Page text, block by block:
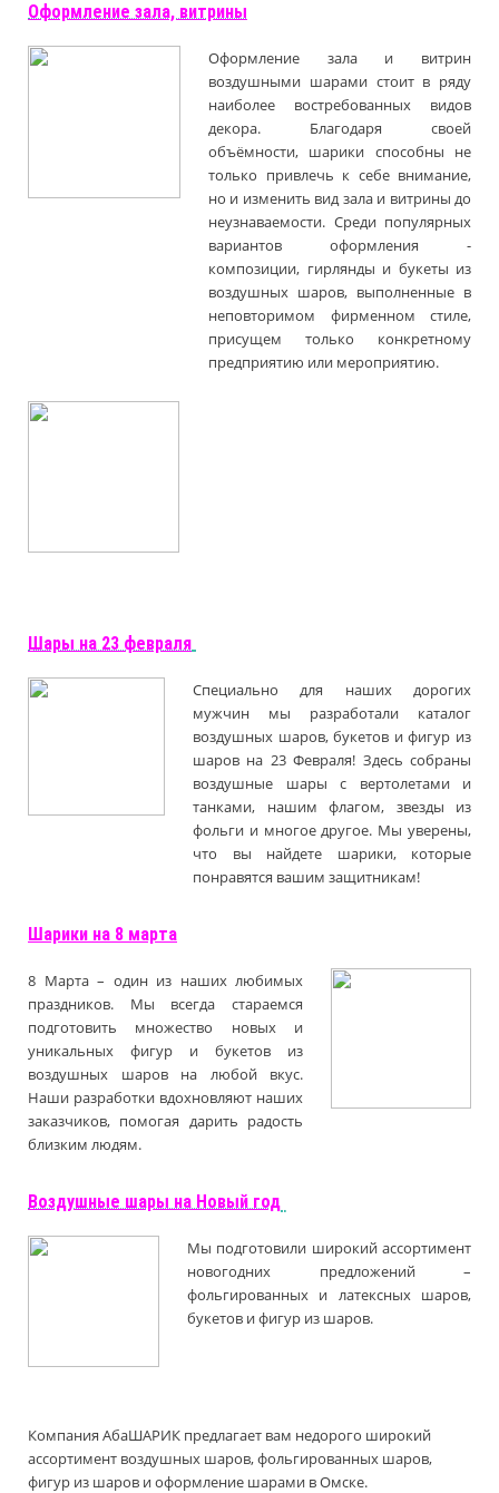
Оформление зала, витрины
Оформление зала и витрин
воздушными шарами стоит в ряду
наиболее востребованных видов
декора. Благодаря своей
объёмности, шарики способны не
только привлечь к себе внимание,
но и изменить вид зала и витрины до
неузнаваемости. Среди популярных
вариантов оформления -
композиции, гирлянды и букеты из
воздушных шаров, выполненные в
неповторимом фирменном стиле,
присущем только конкретному
предприятию или мероприятию.
Шары на 23 февраля
Специально для наших дорогих
мужчин мы разработали каталог
воздушных шаров, букетов и фигур из
шаров на 23 Февраля! Здесь собраны
воздушные шары с вертолетами и
танками, нашим флагом, звезды из
фольги и многое другое. Мы уверены,
что вы найдете шарики, которые
понравятся вашим защитникам!
Шарики на 8 марта
8 Марта – один из наших любимых
праздников. Мы всегда стараемся
подготовить множество новых и
уникальных фигур и букетов из
воздушных шаров на любой вкус.
Наши разработки вдохновляют наших
заказчиков, помогая дарить радость
близким людям.
Воздушные шары на Новый год
Мы подготовили широкий ассортимент
новогодних предложений –
фольгированных и латексных шаров,
букетов и фигур из шаров.
Компания АбаШАРИК предлагает вам недорого широкий
ассортимент воздушных шаров, фольгированных шаров,
фигур из шаров и оформление шарами в Омске.